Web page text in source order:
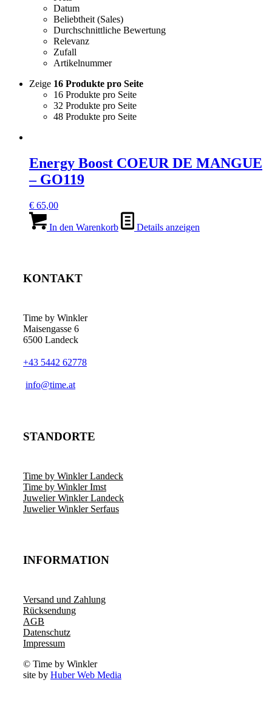
Datum
Beliebtheit (Sales)
Durchschnittliche Bewertung
Relevanz
Zufall
Artikelnummer
Zeige 16 Produkte pro Seite
16 Produkte pro Seite
32 Produkte pro Seite
48 Produkte pro Seite
Energy Boost COEUR DE MANGUE
– GO119
€ 65,00
In den Warenkorb Details anzeigen
KONTAKT
Time by Winkler
Maisengasse 6
6500 Landeck
+43 5442 62778
­info@time.at
STANDORTE
Time by Winkler Landeck
Time by Winkler Imst
Juwelier Winkler Landeck
Juwelier Winkler Serfaus
INFORMATION
Versand und Zahlung
Rücksendung
AGB
Datenschutz
Impressum
© Time by Winkler
site by Huber Web Media